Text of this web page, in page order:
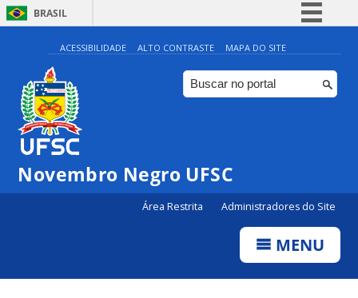
BRASIL
Simplifique!
Comunica BR
Participe
ACESSIBILIDADE ALTO CONTRASTE MAPA DO SITE
Novembro Negro UFSC
Área Restrita Administradores do Site
MENU